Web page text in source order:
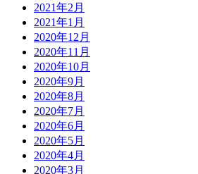
2021年2月
2021年1月
2020年12月
2020年11月
2020年10月
2020年9月
2020年8月
2020年7月
2020年6月
2020年5月
2020年4月
2020年3月